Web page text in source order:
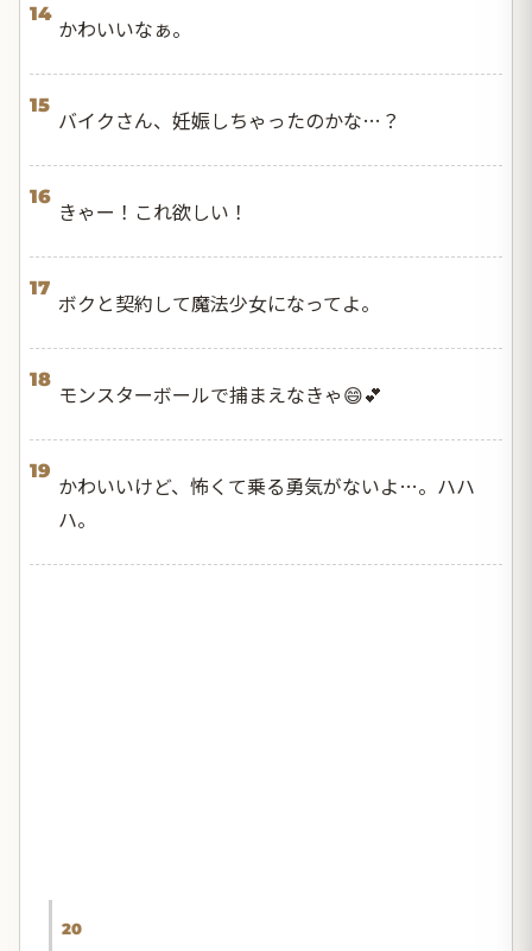
14
かわいいなぁ。
15
バイクさん、妊娠しちゃったのかな…？
16
きゃー！これ欲しい！
17
ボクと契約して魔法少女になってよ。
18
モンスターボールで捕まえなきゃ😄💕
19
かわいいけど、怖くて乗る勇気がないよ…。ハハ
ハ。
20